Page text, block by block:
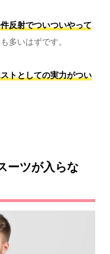
反射でついついやって
多いはずです。
トとしての実力がつい
ーツが入らな